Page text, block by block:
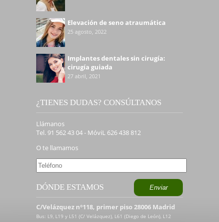
Elevación de seno atraumática
25 agosto, 2022
Implantes dentales sin cirugía:
cirugía guiada
27 abril, 2021
¿TIENES DUDAS? CONSÚLTANOS
Llámanos
Tel. 91 562 43 04 - MóviL 626 438 812
O te llamamos
DÓNDE ESTAMOS
C/Velázquez nº118, primer piso 28006 Madrid
Bus: L9, L19 y L51 (C/ Velázquez), L61 (Diego de León), L12